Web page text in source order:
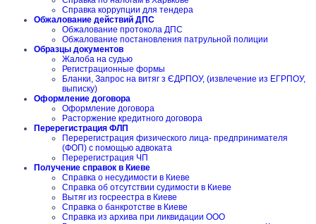
Справка коррупции для тендера
Обжалование действий ДПС
Обжалование протокола ДПС
Обжалование постановления патрульной полиции
Образцы документов
Жалоба на судью
Регистрационные формы
Бланки, Запрос на витяг з ЄДРПОУ, (извлечение из ЕГРПОУ,
выписку)
Оформление договора
Оформление договора
Расторжение кредитного договора
Перерегистрация ФЛП
Перерегистрация физического лица- предпринимателя
(ФОП) с помощью адвоката
Перерегистрация ЧП
Получение справок в Киеве
Справка о несудимости в Киеве
Справка об отсутствии судимости в Киеве
Вытяг из госреестра в Киеве
Справка о банкротстве в Киеве
Справка из архива при ликвидации ООО